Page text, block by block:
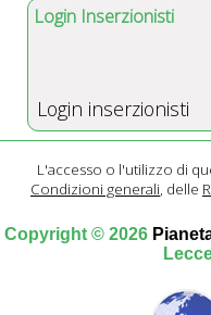
Login Inserzionisti
Login inserzionisti
L'accesso o l'utilizzo di
Condizioni generali, delle
Copyright © 2026